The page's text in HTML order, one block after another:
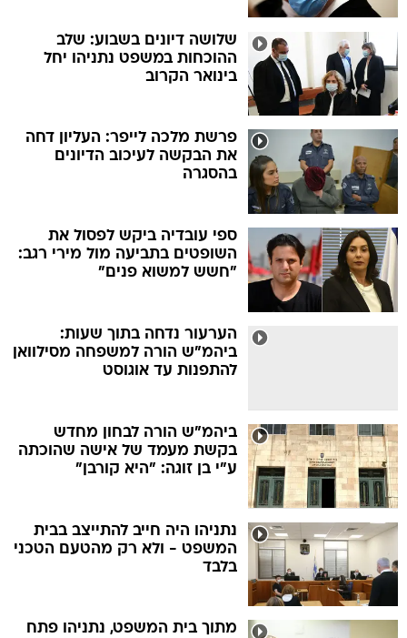
שלושה דיונים בשבוע: שלב
ההוכחות במשפט נתניהו יחל
בינואר הקרוב
פרשת מלכה לייפר: העליון דחה
את הבקשה לעיכוב הדיונים
בהסגרה
ספי עובדיה ביקש לפסול את
השופטים בתביעה מול מירי רגב:
"חשש למשוא פנים"
הערעור נדחה בתוך שעות:
ביהמ"ש הורה למשפחה מסילוואן
להתפנות עד אוגוסט
ביהמ"ש הורה לבחון מחדש
בקשת מעמד של אישה שהוכתה
ע"י בן זוגה: "היא קורבן"
נתניהו היה חייב להתייצב בבית
המשפט - ולא רק מהטעם הטכני
בלבד
מתוך בית המשפט, נתניהו פתח